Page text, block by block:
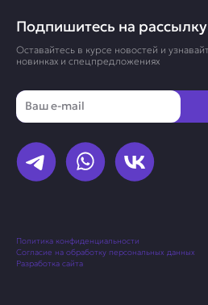
Подпишитесь на рассылку
Оставайтесь в курсе новостей и
новинках и спецпредложениях
Email
Политика конфиденциальности
Согласие на обработку персональных данных
Разработка сайта